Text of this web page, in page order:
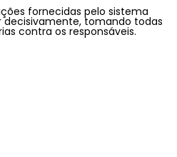
fornecidas pelo sistema
decisivamente, tomando todas
contra os responsáveis.